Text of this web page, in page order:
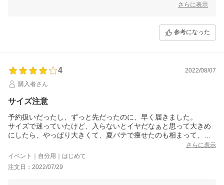
また何かございましたらお声をお聞かせいただきますようお願い致しま
また機会がございましたら、GIRLをどうぞよろしくお願いいたしま
す。
さらに表示
参考になった
4
2022/08/07
購入者さん
サイズ注意
予約扱いだったし、ずっと先だったのに、早く届きました。
サイズで迷っていたけど、入らないとイヤだなぁと思って大きめ
にしたら、やっぱり大きくて、夏バテで痩せたのも相まって、ブ
デザインはエレガントで、素敵です。
ドレスコードがあるパーティなので、準備出来てホッとしてま
す。
さらに表示
イベント｜自分用｜はじめて
注文日：2022/07/29